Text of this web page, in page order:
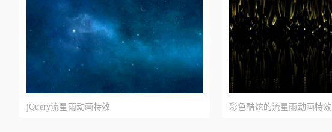
jQuery流星雨动画特效 彩色酷炫的流星雨动画特效